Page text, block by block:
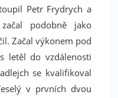
Petr Frydrych a
podobně jako
Začal výkonem pod
letěl do vzdálenosti
se kvalifikoval
v prvních dvou